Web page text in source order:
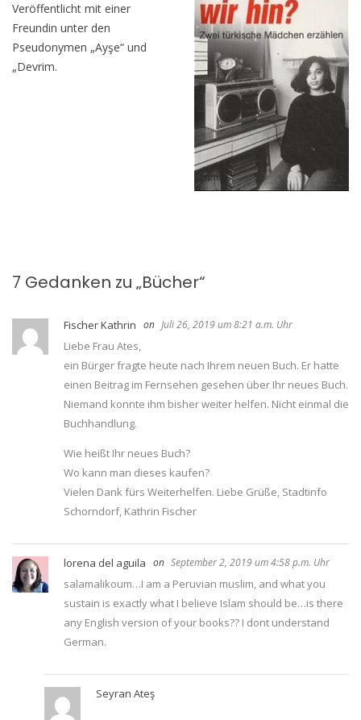
Veröffentlicht mit einer
Freundin unter den
Pseudonymen „Ayşe“ und
„Devrim.
7 Gedanken zu „Bücher“
Fischer Kathrin Juli 26, 2019 um 8:21 a.m. Uhr
Liebe Frau Ates,
ein Bürger fragte heute nach Ihrem neuen Buch. Er hatte
einen Beitrag im Fernsehen gesehen über Ihr neues Buch.
Niemand konnte ihm bisher weiter helfen. Nicht einmal die
Buchhandlung.
Wie heißt Ihr neues Buch?
Wo kann man dieses kaufen?
Vielen Dank fürs Weiterhelfen. Liebe Grüße, Stadtinfo
Schorndorf, Kathrin Fischer
lorena del aguila September 2, 2019 um 4:58 p.m. Uhr
salamalikoum…I am a Peruvian muslim, and what you
sustain is exactly what I believe Islam should be…is there
any English version of your books?? I dont understand
German.
Seyran Ateş